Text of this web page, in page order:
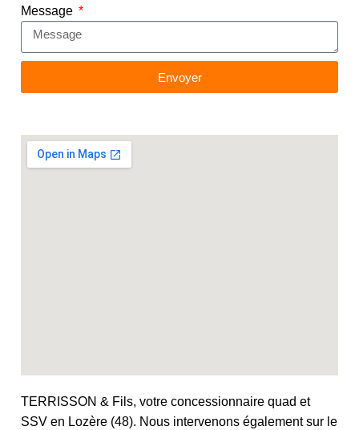
Message
Envoyer
TERRISSON & Fils, votre concessionnaire quad et
SSV en Lozère (48). Nous intervenons également sur le